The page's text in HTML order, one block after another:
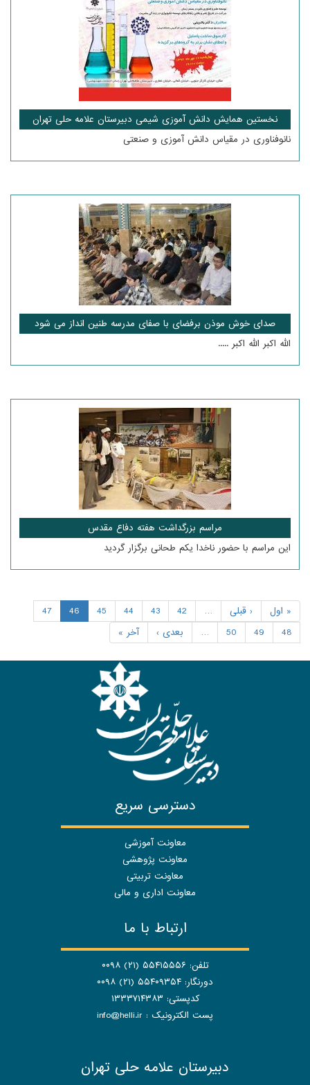
نخستین همایش دانش آموزی شیمی دبیرستان علامه حلی تهران
نانوفناوری در مقیاس دانش آموزی و صنعتی
صدای خوش موذن برفضای با صفای مدرسه طنین انداز می شود
الله اکبر الله اکبر .....
مراسم بزرگداشت هفته دفاع مقدس
این مراسم با حضور ناخدا یکم طحانی برگزار گردید
« اول ‹ قبلی …
42
43
44
45
46
47
48
49
50
… بعدی › آخر »
دسترسی سریع
معاونت آموزشی
معاونت پژوهشی
معاونت تربیتی
معاونت اداری و مالی
ارتباط با ما
تلفن: ۵۵۴۱۵۵۵۶ (۲۱) ۰۰۹۸
دورنگار: ۵۵۴۰۹۳۵۴ (۲۱) ۰۰۹۸
کدپستی: ۱۳۳۳۷۱۴۳۸۳
پست الکترونیک : info@helli.ir
دبیرستان علامه حلی تهران